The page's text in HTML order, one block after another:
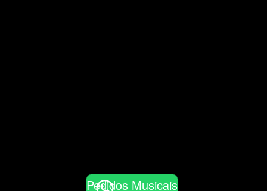
Pedidos Musicais